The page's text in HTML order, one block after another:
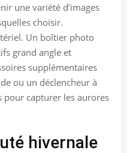
une variété d’images
choisir.
Un boîtier photo
grand angle et
supplémentaires
ou un déclencheur à
pour capturer les aurores
hivernale